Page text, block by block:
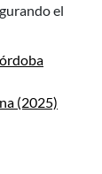
el
(2025)